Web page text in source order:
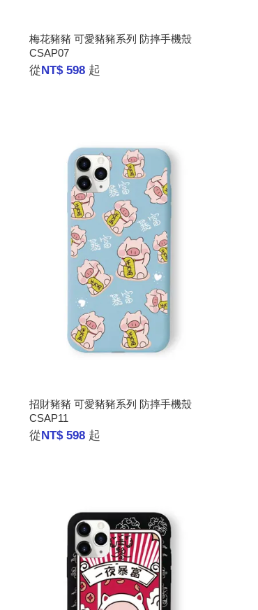
梅花豬豬 可愛豬豬系列 防摔手機殼
CSAP07
從 NT$ 598 起
招財豬豬 可愛豬豬系列 防摔手機殼
CSAP11
從 NT$ 598 起